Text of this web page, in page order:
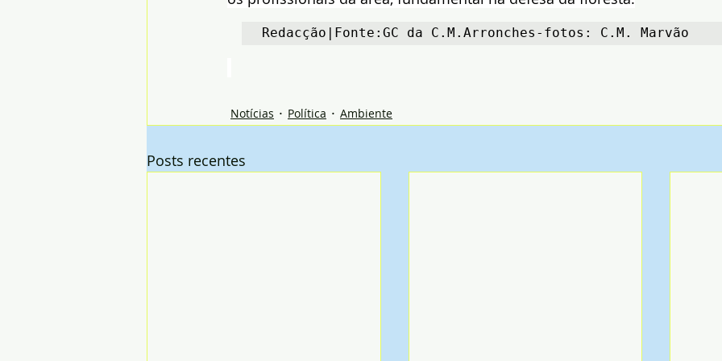
Redacção|Fonte:GC da C.M.Arronches-fotos: C.M. Marvão
Notícias Política Ambiente
Posts recentes